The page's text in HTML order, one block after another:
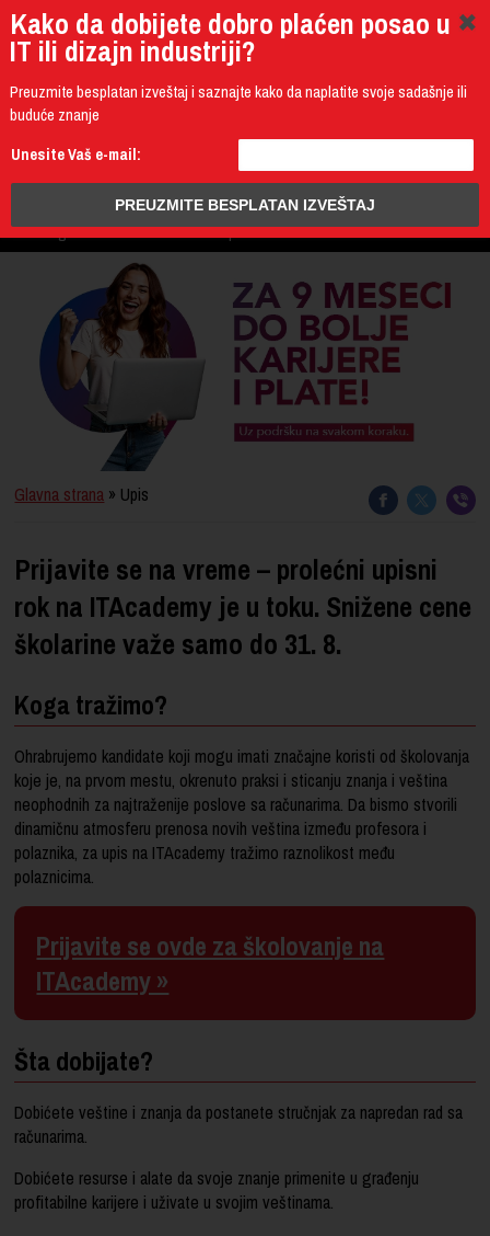
Kako da dobijete dobro plaćen posao u
IT ili dizajn industriji?
Preuzmite besplatan izveštaj i saznajte kako da naplatite svoje sadašnje ili
buduće znanje
Unesite Vaš e-mail: 011 4011 200
UPIS
ŠTA DOBIJATE
UČENJE NA DALJINU
DIPLOME I SERTIFIKATI
O IT AKADEMIJI
Programming Administration
3D Design & CAD
Mobile Development
Glavna strana » Upis
Prijavite se na vreme – prolećni upisni
rok na ITAcademy je u toku. Snižene cene
školarine važe samo do 31. 8.
Koga tražimo?
Ohrabrujemo kandidate koji mogu imati značajne koristi od školovanja
koje je, na prvom mestu, okrenuto praksi i sticanju znanja i veština
neophodnih za najtraženije poslove sa računarima. Da bismo stvorili
dinamičnu atmosferu prenosa novih veština između profesora i
polaznika, za upis na ITAcademy tražimo raznolikost među
polaznicima.
Prijavite se ovde za školovanje na
ITAcademy »
Šta dobijate?
Dobićete veštine i znanja da postanete stručnjak za napredan rad sa
računarima.
Dobićete resurse i alate da svoje znanje primenite u građenju
profitabilne karijere i uživate u svojim veštinama.